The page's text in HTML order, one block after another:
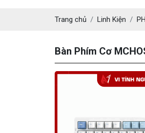
Trang chủ Linh Kiện
Bàn Phím Cơ